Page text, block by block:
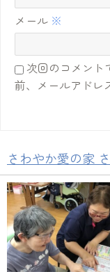
メール ※
次回のコメント
前、メールアドレ
さわやか愛の家